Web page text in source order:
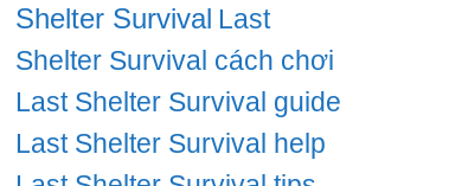
Shelter Survival Last
Shelter Survival cách chơi
Last Shelter Survival guide
Last Shelter Survival help